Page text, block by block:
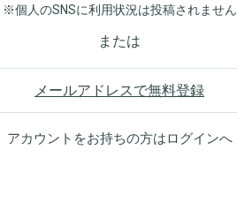
※個人のSNSに利用状況は投稿されません
または
メールアドレスで無料登録
アカウントをお持ちの方はログインへ